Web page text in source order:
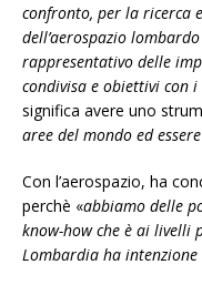
confronto, per la ricerca
dell’aerospazio
rappresentativo delle
condivisa e obiettivi con
significa avere uno
aree del mondo ed
Con l’aerospazio, ha
perchè «abbiamo delle
know-how che è ai livelli
Lombardia ha